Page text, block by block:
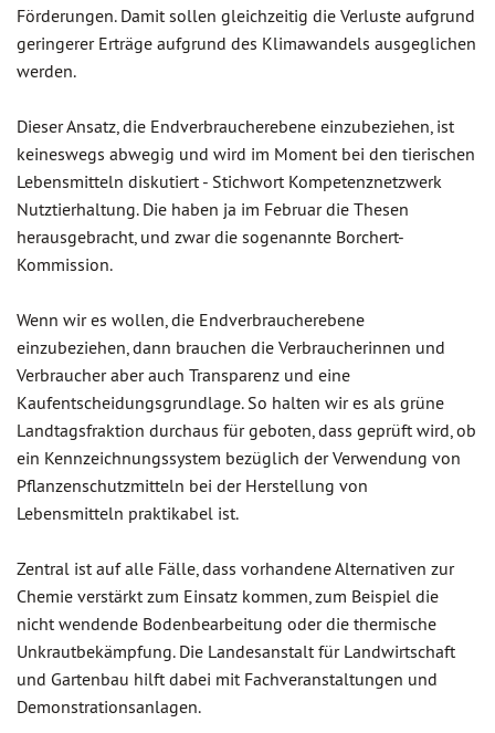
Förderungen. Damit sollen gleichzeitig die Verluste aufgrund
geringerer Erträge aufgrund des Klimawandels ausgeglichen
werden.
Dieser Ansatz, die Endverbraucherebene einzubeziehen, ist
keineswegs abwegig und wird im Moment bei den tierischen
Lebensmitteln diskutiert - Stichwort Kompetenznetzwerk
Nutztierhaltung. Die haben ja im Februar die Thesen
herausgebracht, und zwar die sogenannte Borchert-
Kommission.
Wenn wir es wollen, die Endverbraucherebene
einzubeziehen, dann brauchen die Verbraucherinnen und
Verbraucher aber auch Transparenz und eine
Kaufentscheidungsgrundlage. So halten wir es als grüne
Landtagsfraktion durchaus für geboten, dass geprüft wird, ob
ein Kennzeichnungssystem bezüglich der Verwendung von
Pflanzenschutzmitteln bei der Herstellung von
Lebensmitteln praktikabel ist.
Zentral ist auf alle Fälle, dass vorhandene Alternativen zur
Chemie verstärkt zum Einsatz kommen, zum Beispiel die
nicht wendende Bodenbearbeitung oder die thermische
Unkrautbekämpfung. Die Landesanstalt für Landwirtschaft
und Gartenbau hilft dabei mit Fachveranstaltungen und
Demonstrationsanlagen.